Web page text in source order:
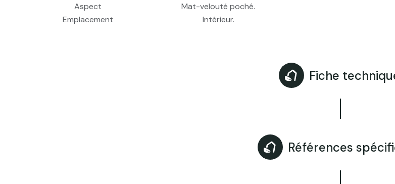
Aspect
Mat-velouté poché.
Emplacement
Intérieur.
Fiche
Références